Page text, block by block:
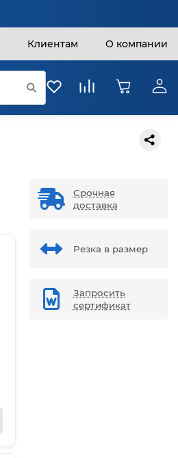
Клиентам О компании
Срочная
доставка
Резка в размер
Запросить
сертификат